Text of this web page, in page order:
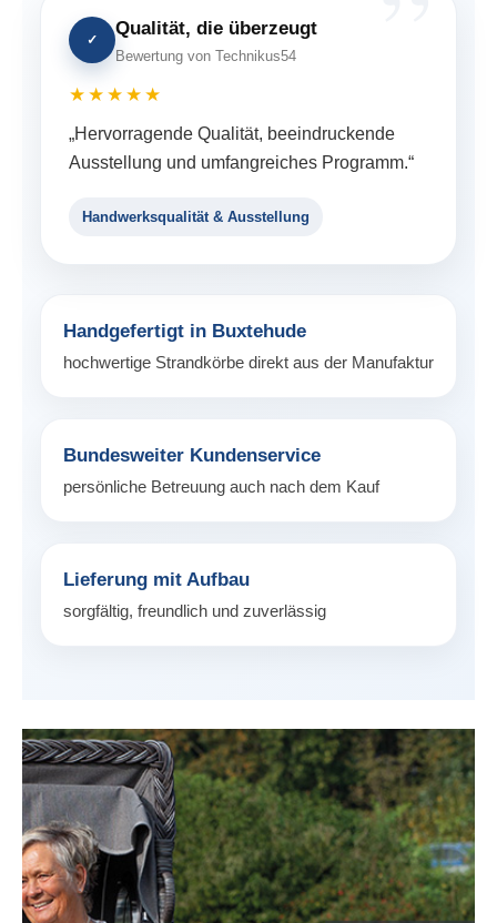
✓
Qualität, die überzeugt
Bewertung von Technikus54
★★★★★
„Hervorragende Qualität, beeindruckende
Ausstellung und umfangreiches Programm.“
Handwerksqualität & Ausstellung
Handgefertigt in Buxtehude
hochwertige Strandkörbe direkt aus der Manufaktur
Bundesweiter Kundenservice
persönliche Betreuung auch nach dem Kauf
Lieferung mit Aufbau
sorgfältig, freundlich und zuverlässig